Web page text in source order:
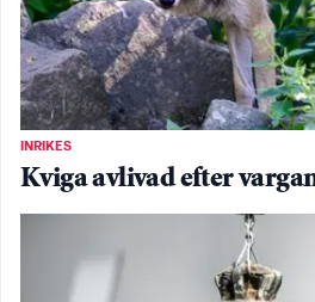
INRIKES
Kviga avlivad efter